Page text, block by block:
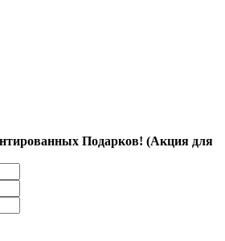
Подарков! (Акция для